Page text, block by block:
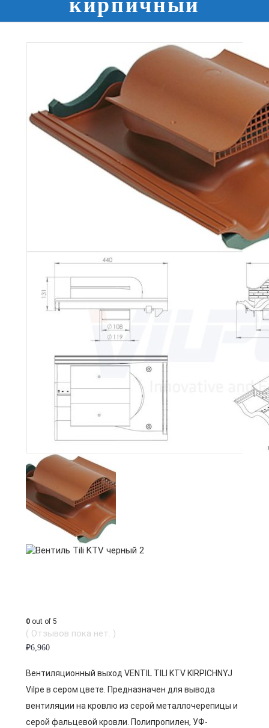
кирпичный
0 out of 5
( Отзывов пока нет. )
₽6,960
Вентиляционный выход VENTIL TILI KTV KIRPICHNYJ
Vilpe в сером цвете. Предназначен для вывода
вентиляции на кровлю из серой металлочерепицы и
серой фальцевой кровли. Полипропилен, УФ-